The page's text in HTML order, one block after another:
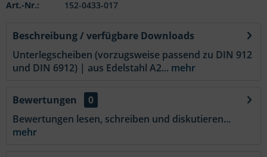
Art.-Nr.: 152-0433-017
Beschreibung / verfügbare Downloads
Unterlegscheiben (vorzugsweise passend zu DIN 912
und DIN 6912) | aus Edelstahl A2... mehr
Bewertungen
0
Bewertungen lesen, schreiben und diskutieren...
mehr